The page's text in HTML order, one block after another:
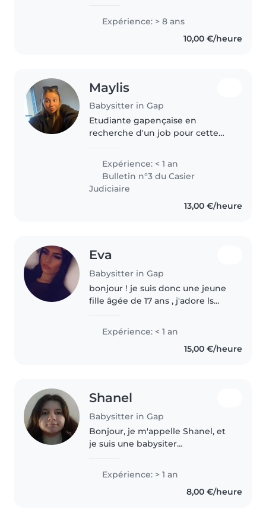
Je serai ravie de garder vos
enfants !! J'ai une petite sœur..
Expérience: > 8 ans
10,00 €/heure
Maylis
Babysitter in Gap
Etudiante gapençaise en
recherche d'un job pour cette
Maylis et j'ai 19 ans. J'habite à
Gap et je suis étudiante
infirmière. Je viens de valider ma
Expérience: < 1 an
Bulletin n°3 du Casier
Judiciaire
13,00 €/heure
Eva
Babysitter in Gap
bonjour ! je suis donc une jeune
fille âgée de 17 ans , j'adore ls
des histoires essayer de leur
apprendre certaines choses ,
Expérience: < 1 an
15,00 €/heure
Shanel
Babysitter in Gap
Bonjour, je m'appelle Shanel, et
je suis une babysiter
des enfants de tout âge, je suis
disponible pour prendre soin de
vos enfants. Je suis à l'aise..
Expérience: > 1 an
8,00 €/heure